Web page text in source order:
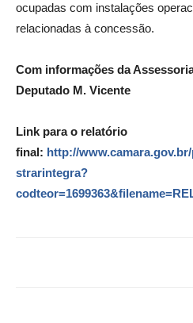
ocupadas com instalações
relacionadas à concessão.
Com informações da
Deputado M. Vicente
Link para o relatório
final: http://
strarintegra?